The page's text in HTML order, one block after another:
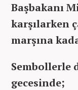
Başbakanı
karşılarken
marşına
Sembollerle
gecesinde;